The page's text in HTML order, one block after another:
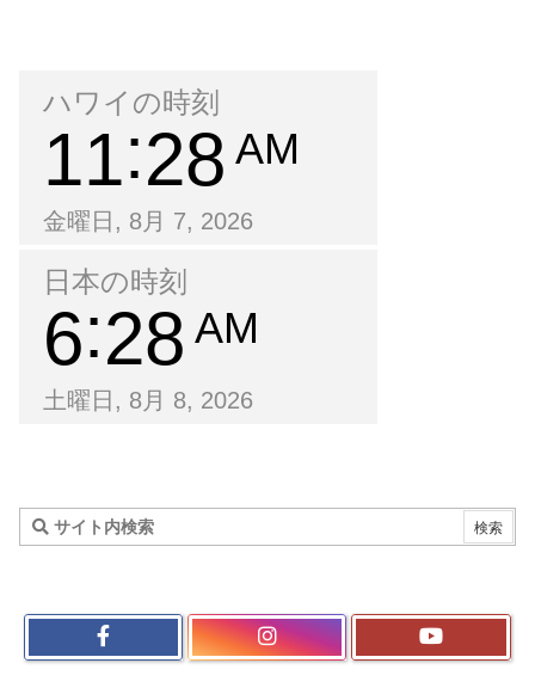
ハワイの時刻
11 28 AM
金曜日, 8月 7, 2026
日本の時刻
6 28 AM
土曜日, 8月 8, 2026